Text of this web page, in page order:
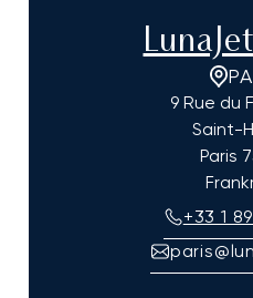
9 Rue du
Saint-
Paris
+33 1